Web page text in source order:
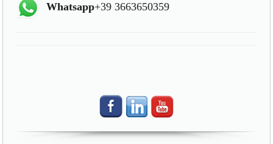
Whatsapp+39 3663650359